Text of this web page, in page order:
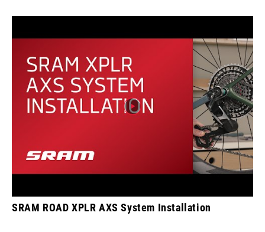
SRAM ROAD XPLR AXS System Installation